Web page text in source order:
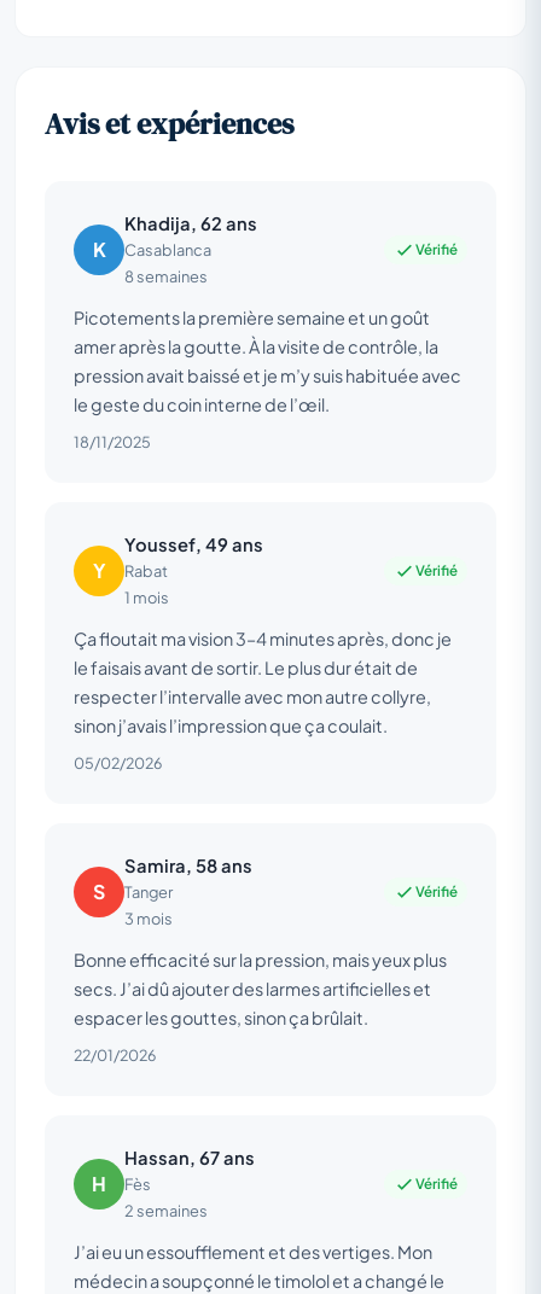
Avis et expériences
K
Khadija, 62 ans
Casablanca
8 semaines
Vérifié
Picotements la première semaine et un goût
amer après la goutte. À la visite de contrôle, la
pression avait baissé et je m’y suis habituée avec
le geste du coin interne de l’œil.
18/11/2025
Y
Youssef, 49 ans
Rabat
1 mois
Vérifié
Ça floutait ma vision 3–4 minutes après, donc je
le faisais avant de sortir. Le plus dur était de
respecter l’intervalle avec mon autre collyre,
sinon j’avais l’impression que ça coulait.
05/02/2026
S
Samira, 58 ans
Tanger
3 mois
Vérifié
Bonne efficacité sur la pression, mais yeux plus
secs. J’ai dû ajouter des larmes artificielles et
espacer les gouttes, sinon ça brûlait.
22/01/2026
H
Hassan, 67 ans
Fès
2 semaines
Vérifié
J’ai eu un essoufflement et des vertiges. Mon
médecin a soupçonné le timolol et a changé le